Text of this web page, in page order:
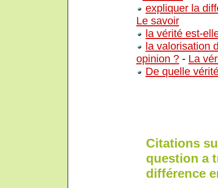
expliquer la
Le savoir
la vérité est-
la valorisation
opinion ? - La
De quelle
Citations
question a
différence